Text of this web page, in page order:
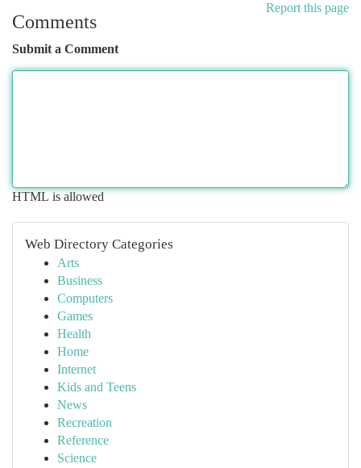
Report this page
Comments
Submit a Comment
HTML is allowed
Web Directory Categories
Arts
Business
Computers
Games
Health
Home
Internet
Kids and Teens
News
Recreation
Reference
Science